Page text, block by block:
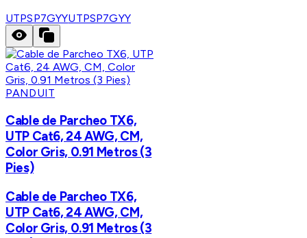
UTPSP7GYYUTPSP7GYY
PANDUIT
Cable de Parcheo TX6,
UTP Cat6, 24 AWG, CM,
Color Gris, 0.91 Metros (3
Pies)
Cable de Parcheo TX6,
UTP Cat6, 24 AWG, CM,
Color Gris, 0.91 Metros (3